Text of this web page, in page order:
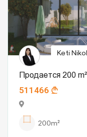
Keti
Продается 200
511466
200m²